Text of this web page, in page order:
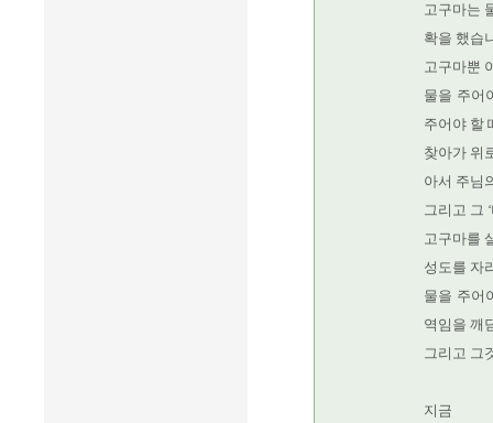
고구마는
확을 했습
고구마뿐
물을 주어
주어야 할
찾아가 위
아서 주님
그리고 그
고구마를
성도를 자
물을 주어
역임을 깨
그리고 그
지금